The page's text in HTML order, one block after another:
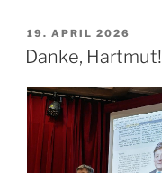
VERÖFFENTLICHT
AM
19. APRIL 2026
Danke, Hartmut!